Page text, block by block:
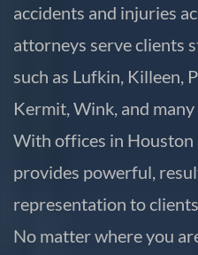
accidents and injuries
attorneys serve clients
such as Lufkin, Killeen,
Kermit, Wink, and many
With offices in Houston
provides powerful,
representation to
No matter where you